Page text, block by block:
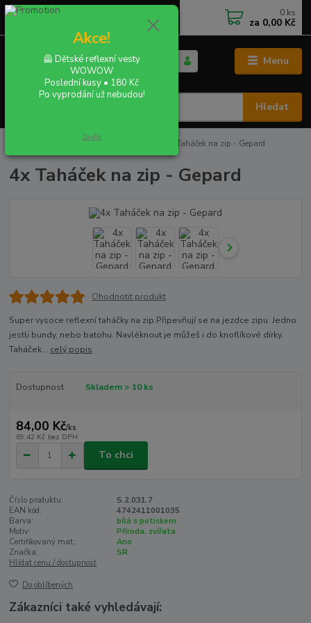
Menu
CZK
Hledat
+420 702 855 412
0 ks
za 0,00 Kč
REFLEXNÍ TAHÁČKY NA ZIP 4x Taháček na zip - Gepard
4x Taháček na zip - Gepard
Ohodnotit produkt
Super vysoce reflexní taháčky na zip.Připevňují se na jezdce zipu. Jedno
jestli bundy, nebo batohu. Navléknout je můžeš i do knoflíkové dírky.
Taháček... celý popis
Dostupnost Skladem > 10 ks
84,00 Kč/ks
69,42 Kč bez DPH
To chci
Číslo produktu:
S.2.031.7
EAN kód:
4742411001035
Barva:
bílá s potiskem
Motiv:
Příroda, zvířata
Certifikovaný mat.:
Ano
Značka:
SR
Hlídat cenu / dostupnost
Do oblíbených
Zákazníci také vyhledávají:
Akce!
🦺 Dětské reflexní vesty
WOWOW
Poslední kusy • 180 Kč
Po vyprodání už nebudou!
Zavřít